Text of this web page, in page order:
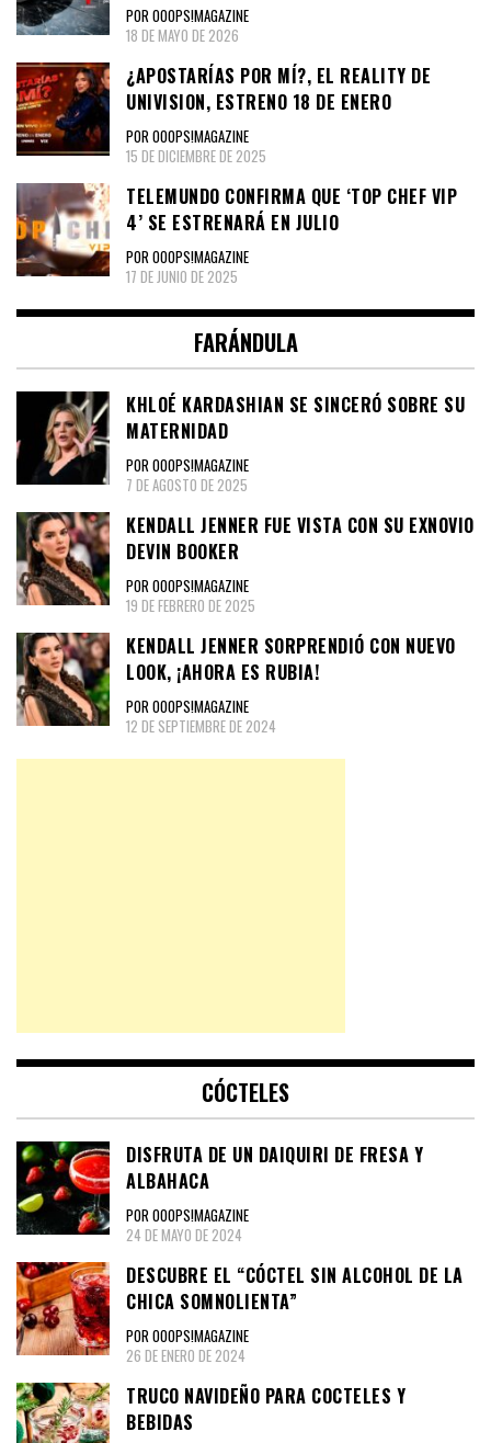
POR OOOPS!MAGAZINE
18 DE MAYO DE 2026
¿APOSTARÍAS POR MÍ?, EL REALITY DE
UNIVISION, ESTRENO 18 DE ENERO
POR OOOPS!MAGAZINE
15 DE DICIEMBRE DE 2025
TELEMUNDO CONFIRMA QUE ‘TOP CHEF VIP
4’ SE ESTRENARÁ EN JULIO
POR OOOPS!MAGAZINE
17 DE JUNIO DE 2025
FARÁNDULA
KHLOÉ KARDASHIAN SE SINCERÓ SOBRE SU
MATERNIDAD
POR OOOPS!MAGAZINE
7 DE AGOSTO DE 2025
KENDALL JENNER FUE VISTA CON SU EXNOVIO
DEVIN BOOKER
POR OOOPS!MAGAZINE
19 DE FEBRERO DE 2025
KENDALL JENNER SORPRENDIÓ CON NUEVO
LOOK, ¡AHORA ES RUBIA!
POR OOOPS!MAGAZINE
12 DE SEPTIEMBRE DE 2024
CÓCTELES
DISFRUTA DE UN DAIQUIRI DE FRESA Y
ALBAHACA
POR OOOPS!MAGAZINE
24 DE MAYO DE 2024
DESCUBRE EL “CÓCTEL SIN ALCOHOL DE LA
CHICA SOMNOLIENTA”
POR OOOPS!MAGAZINE
26 DE ENERO DE 2024
TRUCO NAVIDEÑO PARA COCTELES Y
BEBIDAS